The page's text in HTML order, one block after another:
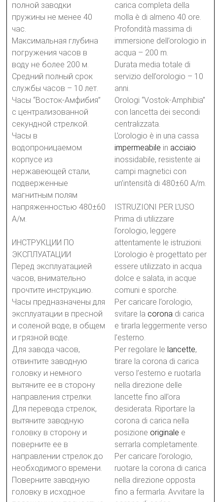
полной заводки
пружины не менее 40
час.
Максимальная глубина
погружения часов в
воду не более 200 м.
Средний полный срок
службы часов – 10 лет.
Часы “Восток-Амфибия”
с централизованной
секундной стрелкой.
Часы в
водопроницаемом
корпусе из
нержавеющей стали,
подверженные
магнитным полям
напряженностью 480±60
А/м.
ИНСТРУКЦИИ ПО
ЭКСПЛУАТАЦИИ
Перед эксплуатацией
часов, внимательно
прочтите инструкцию.
Часы предназначены для
эксплуатации в пресной
и соленой воде, в общем
и грязной воде.
Для завода часов,
отвинтите заводную
головку и немного
вытяните ее в сторону
направления стрелки.
Для перевода стрелок,
вытяните заводную
головку в сторону и
поверните ее в
направлении стрелок до
необходимого времени.
Поверните заводную
головку в исходное
carica completa della
molla è di almeno 40 ore.
Profondità massima di
immersione dell’orologio in
acqua – 200 m.
Durata media totale di
servizio dell’orologio – 10
anni.
Orologi “Vostok-Amphibia”
con lancetta dei secondi
centralizzata.
L’orologio è in una cassa
impermeabile in acciaio
inossidabile, resistente ai
campi magnetici con
un’intensità di 480±60 A/m.
ISTRUZIONI PER L’USO
Prima di utilizzare
l’orologio, leggere
attentamente le istruzioni.
L’orologio è progettato per
essere utilizzato in acqua
dolce e salata, in acque
comuni e sporche.
Per caricare l’orologio,
svitare la coronadi carica
e tirarla leggermente verso
l’esterno.
Per regolare le lancette,
tirare la corona di carica
verso l’esterno e ruotarla
nella direzione delle
lancette fino all’ora
desiderata. Riportare la
corona di carica nella
posizione originale e
serrarla completamente.
Per caricare l’orologio,
ruotare la corona di carica
nella direzione opposta
fino a fermarla. Avvitare la